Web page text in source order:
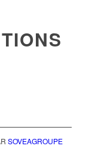
SOVEAGROUPE